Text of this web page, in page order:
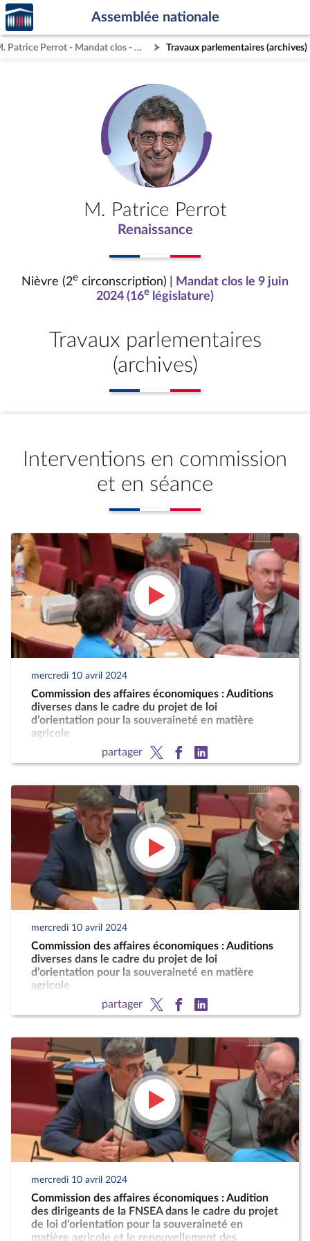
Aller au contenu
Aller en bas de la page
Accèder
à la
page
d'accueil
Assemblée nationale
M. Patrice Perrot - Mandat clos - Nièvre (2e circonscription) Travaux parlementaires (archives)
M. Patrice Perrot
Renaissance
Nièvre (2e circonscription)
| Mandat clos le 9 juin
2024 (16e législature)
Travaux parlementaires
(archives)
Interventions en commission
et en séance
mercredi 10 avril 2024
Commission des affaires économiques : Auditions
diverses dans le cadre du projet de loi
d’orientation pour la souveraineté en matière
agricole
partager
mercredi 10 avril 2024
Commission des affaires économiques : Auditions
diverses dans le cadre du projet de loi
d’orientation pour la souveraineté en matière
agricole
partager
mercredi 10 avril 2024
Commission des affaires économiques : Audition
des dirigeants de la FNSEA dans le cadre du projet
de loi d’orientation pour la souveraineté en
matière agricole et le renouvellement des